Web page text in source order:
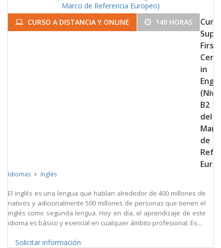
CURSO A DISTANCIA Y ONLINE 140 HORAS
First
in
B2
del
de
Idiomas Inglés
El inglés es una lengua que hablan alrededor de 400 millones de
nativos y adicionalmente 500 millones de personas que tienen el
inglés como segunda lengua. Hoy en día, el aprendizaje de este
idioma es básico y esencial en cualquier ámbito profesional. Es...
Solicitar información